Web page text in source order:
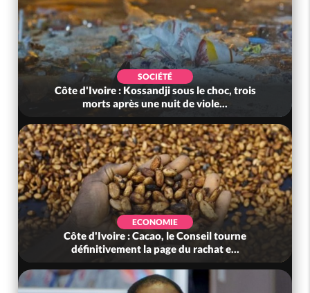
SOCIÉTÉ
d'Ivoire : Kossandji sous le choc, trois
morts après une nuit de viole...
ECONOMIE
Côte d'Ivoire : Cacao, le Conseil tourne
définitivement la page du rachat e...